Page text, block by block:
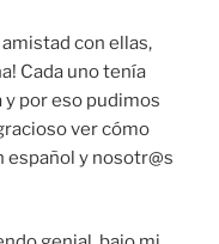
con ellas,
Cada uno tenía
por eso pudimos
ver cómo
español y nosotr@s